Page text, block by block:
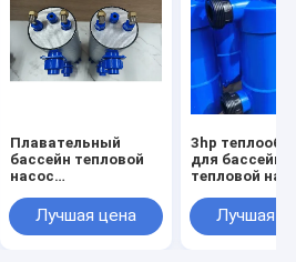
Плавательный
бассейн тепловой
насос
Титановый
теплообменник
Лучшая цена
3hp
для бассейна
тепловой
Лучшая